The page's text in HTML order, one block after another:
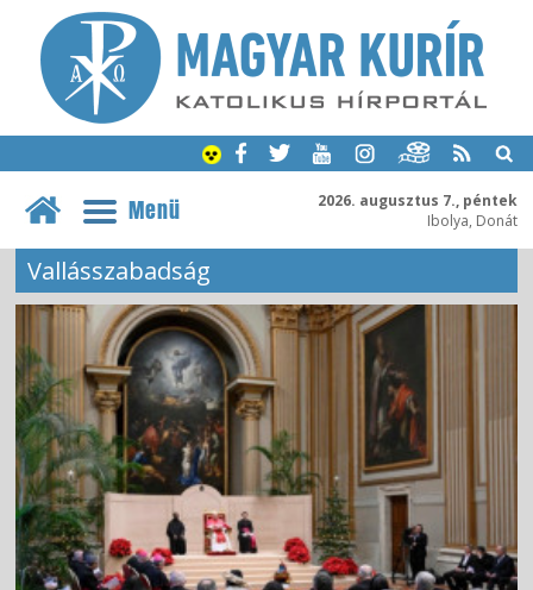
2026. augusztus 7., péntek
Ibolya, Donát
Menü
Vallásszabadság